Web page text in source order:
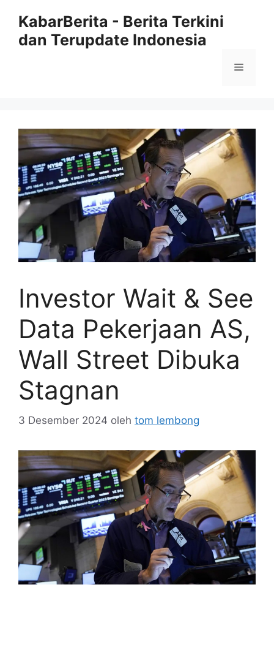
KabarBerita - Berita Terkini
dan Terupdate Indonesia
Menu
Investor Wait & See
Data Pekerjaan AS,
Wall Street Dibuka
Stagnan
3 Desember 2024 oleh tom lembong